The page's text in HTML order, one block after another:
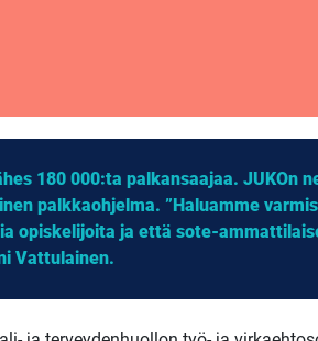
180 000:ta palkansaajaa.
palkkaohjelma. ”Haluamme
opiskelijoita ja että sote-
Vattulainen.